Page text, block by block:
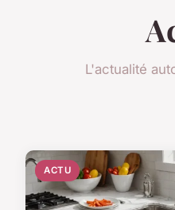
L'actualité
ACTU